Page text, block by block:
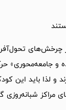
و جامعه‌محوری»
دارند و لذا
مراکز